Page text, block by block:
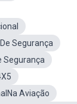
Segurança
Segurança
Aviação